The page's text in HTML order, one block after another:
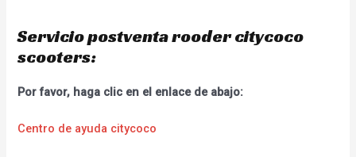
Servicio postventa rooder citycoco
scooters:
Por favor, haga clic en el enlace de abajo:
Centro de ayuda citycoco